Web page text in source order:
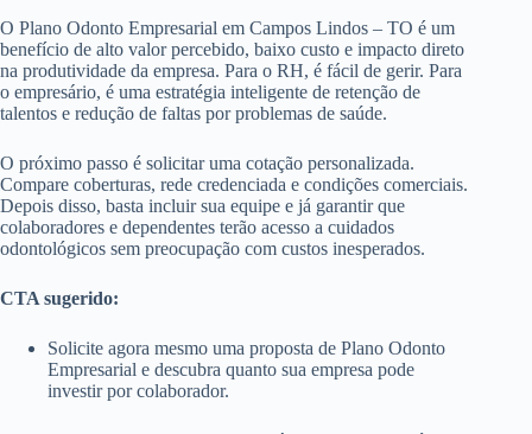
O Plano Odonto Empresarial em Campos Lindos – TO é um
benefício de alto valor percebido, baixo custo e impacto direto
na produtividade da empresa. Para o RH, é fácil de gerir. Para
o empresário, é uma estratégia inteligente de retenção de
talentos e redução de faltas por problemas de saúde.
O próximo passo é solicitar uma cotação personalizada.
Compare coberturas, rede credenciada e condições comerciais.
Depois disso, basta incluir sua equipe e já garantir que
colaboradores e dependentes terão acesso a cuidados
odontológicos sem preocupação com custos inesperados.
CTA sugerido:
Solicite agora mesmo uma proposta de Plano Odonto
Empresarial e descubra quanto sua empresa pode
investir por colaborador.